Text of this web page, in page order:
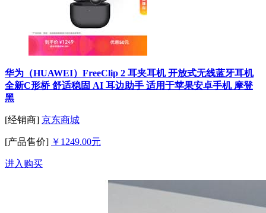
华为（HUAWEI）FreeClip 2 耳夹耳机 开放式无线蓝牙耳机
全新C形桥 舒适稳固 AI 耳边助手 适用于苹果安卓手机 摩登
黑
[经销商] 京东商城
[产品售价] ￥1249.00元
进入购买